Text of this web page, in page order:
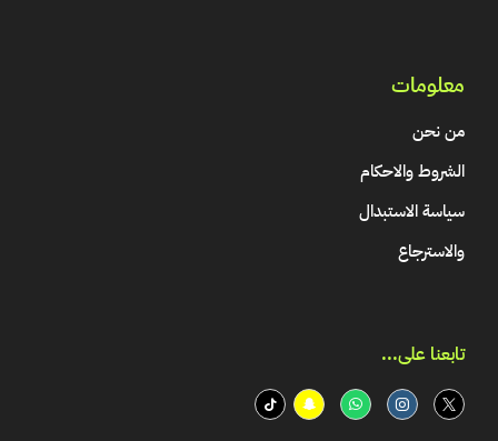
معلومات
من نحن
الشروط والاحكام
سياسة الاستبدال
والاسترجاع
تابعنا على...​